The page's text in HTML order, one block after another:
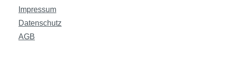
Impressum
Datenschutz
AGB